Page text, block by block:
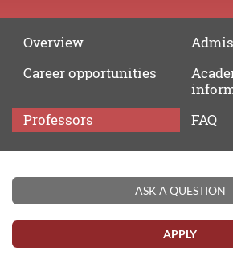
Overview
Careeropportunities
Professors
FAQ
Professors ASK A QUESTION
APPLY